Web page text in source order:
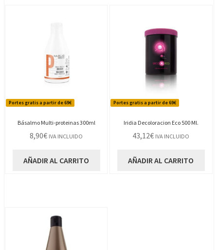
Portes gratis a partir de 69€
Básalmo Multi-proteinas 300ml
8,90€ IVA INCLUIDO
AÑADIR AL CARRITO
Portes gratis a partir de 69€
Iridia Decoloracion Eco 500 Ml.
43,12€ IVA INCLUIDO
AÑADIR AL CARRITO